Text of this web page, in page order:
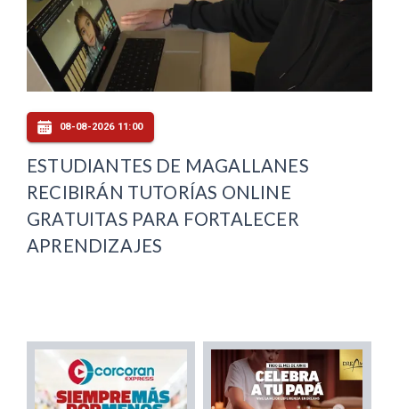
08-08-2026 11:00
ESTUDIANTES DE MAGALLANES
RECIBIRÁN TUTORÍAS ONLINE
GRATUITAS PARA FORTALECER
APRENDIZAJES